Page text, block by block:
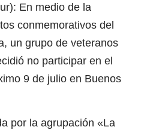
En medio de la
conmemorativos del
un grupo de veteranos
no participar en el
9 de julio en Buenos
por la agrupación «La